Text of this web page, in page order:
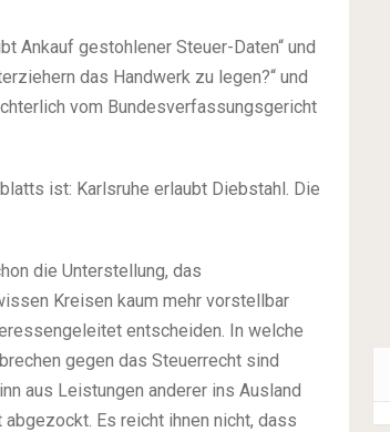
Ankauf gestohlener Steuer-Daten“ und
das Handwerk zu legen?“ und
vom Bundesverfassungsgericht
ist: Karlsruhe erlaubt Diebstahl. Die
die Unterstellung, das
Kreisen kaum mehr vorstellbar
entscheiden. In welche
gegen das Steuerrecht sind
aus Leistungen anderer ins Ausland
Es reicht ihnen nicht, dass